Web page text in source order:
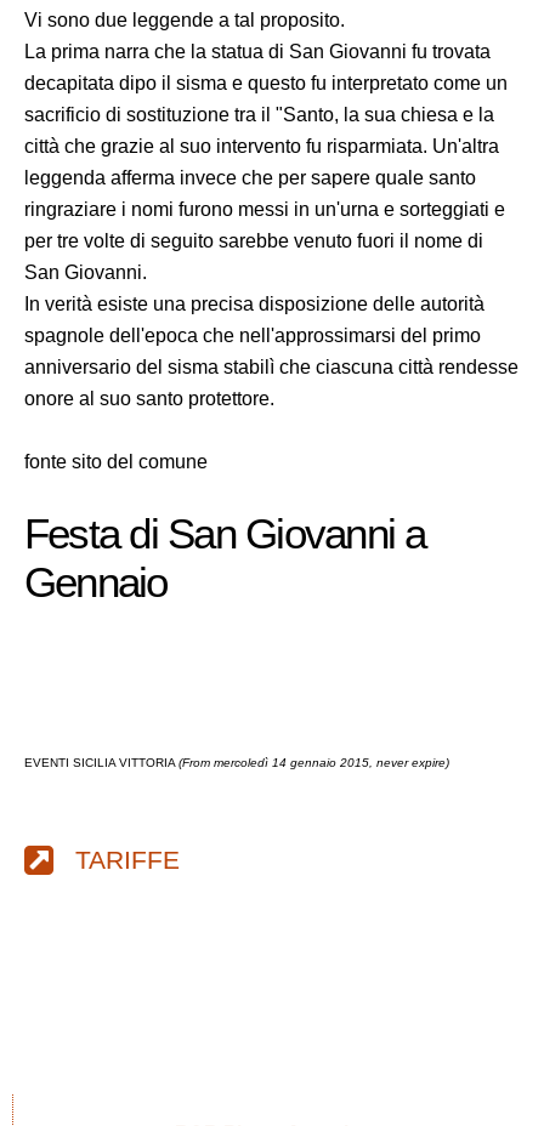
Vi sono due leggende a tal proposito.
La prima narra che la statua di San Giovanni fu trovata
decapitata dipo il sisma e questo fu interpretato come un
sacrificio di sostituzione tra il "Santo, la sua chiesa e la
città che grazie al suo intervento fu risparmiata. Un'altra
leggenda afferma invece che per sapere quale santo
ringraziare i nomi furono messi in un'urna e sorteggiati e
per tre volte di seguito sarebbe venuto fuori il nome di
San Giovanni.
In verità esiste una precisa disposizione delle autorità
spagnole dell'epoca che nell'approssimarsi del primo
anniversario del sisma stabilì che ciascuna città rendesse
onore al suo santo protettore.
fonte sito del comune
Festa di San Giovanni a
Gennaio
EVENTI SICILIA VITTORIA (From mercoledì 14 gennaio 2015, never expire)
TARIFFE